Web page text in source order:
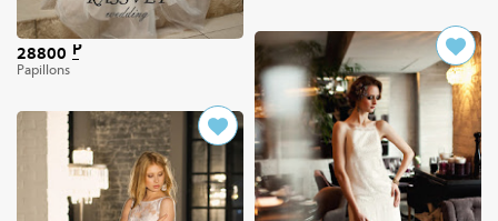
28800
Papillons